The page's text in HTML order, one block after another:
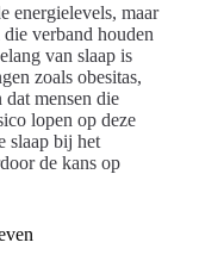
energielevels, maar
verband houden
van slaap is
zoals obesitas,
dat mensen die
lopen op deze
slaap bij het
de kans op